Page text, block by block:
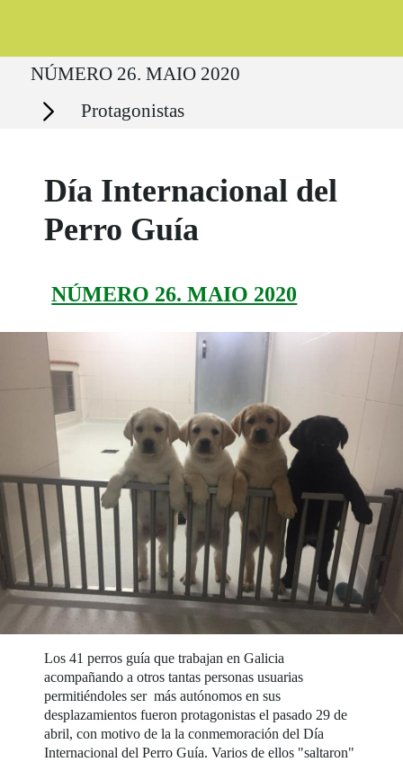
Ruta del sitio
NÚMERO 26. MAIO 2020
Secciones Protagonistas
Día Internacional del
Perro Guía
NÚMERO 26. MAIO 2020
Los 41 perros guía que trabajan en Galicia
acompañando a otros tantas personas usuarias
permitiéndoles ser más autónomos en sus
desplazamientos fueron protagonistas el pasado 29 de
abril, con motivo de la la conmemoración del Día
Internacional del Perro Guía. Varios de ellos "saltaron"